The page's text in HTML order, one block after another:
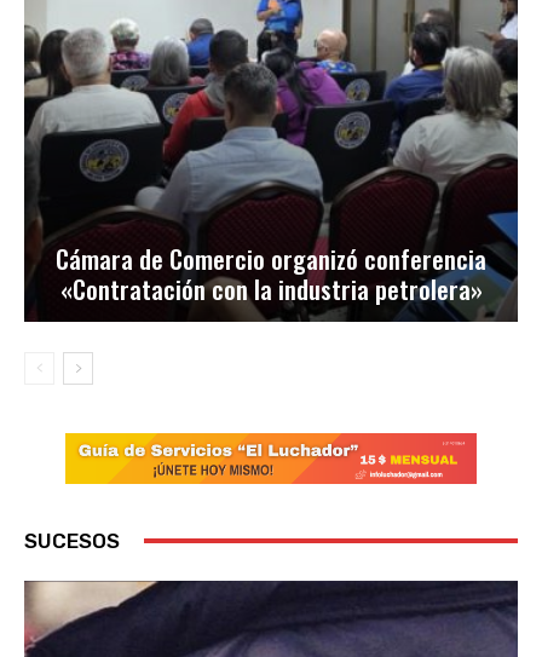
Cámara de Comercio organizó conferencia
«Contratación con la industria petrolera»
SUCESOS